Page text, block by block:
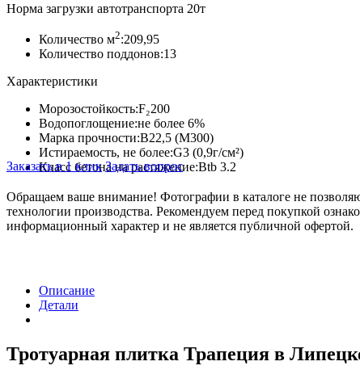
Норма загрузки автотранспорта 20т
Количество м2:209,95
Количество поддонов:13
Характеристики
Морозостойкость:F₂200
Водопоглощение:не более 6%
Марка прочности:В22,5 (М300)
Истираемость, не более:G3 (0,9г/см²)
Класс бетона на растяжение:Btb 3.2
Заказать в 1 клик Задать вопрос
Обращаем ваше внимание! Фотографии в каталоге не
технологии производства. Рекомендуем перед покупкой
информационный характер и не является публичной офертой.
Описание
Детали
Тротуарная плитка Трапеция в